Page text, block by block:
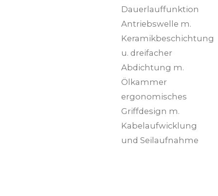
Dauerlauffunktion
Antriebswelle m.
Keramikbeschichtung
u. dreifacher
Abdichtung m.
Ölkammer
ergonomisches
Griffdesign m.
Kabelaufwicklung
und Seilaufnahme